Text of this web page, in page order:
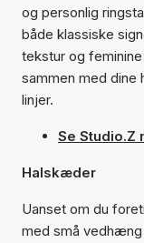
og personlig
både klassiske
tekstur og
sammen med dine
linjer.
Se Studio.Z
Halskæder
Uanset om du
med små